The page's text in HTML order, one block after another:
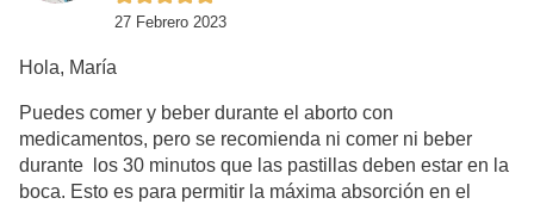
27 Febrero 2023
Hola, María
Puedes comer y beber durante el aborto con
medicamentos, pero se recomienda ni comer ni beber
durante los 30 minutos que las pastillas deben estar en la
boca. Esto es para permitir la máxima absorción en el